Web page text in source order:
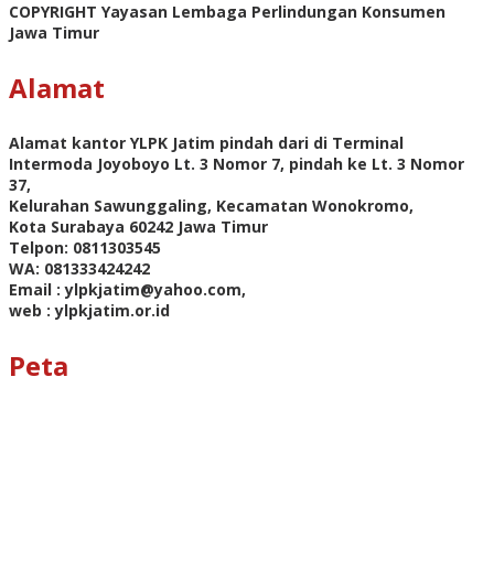
COPYRIGHT Yayasan Lembaga Perlindungan Konsumen
Jawa Timur
Alamat
Alamat kantor YLPK Jatim pindah dari di Terminal
Intermoda Joyoboyo Lt. 3 Nomor 7, pindah ke Lt. 3 Nomor
37,
Kelurahan Sawunggaling, Kecamatan Wonokromo,
Kota Surabaya 60242 Jawa Timur
Telpon: 0811303545
WA: 081333424242
Email : ylpkjatim@yahoo.com,
web : ylpkjatim.or.id
Peta